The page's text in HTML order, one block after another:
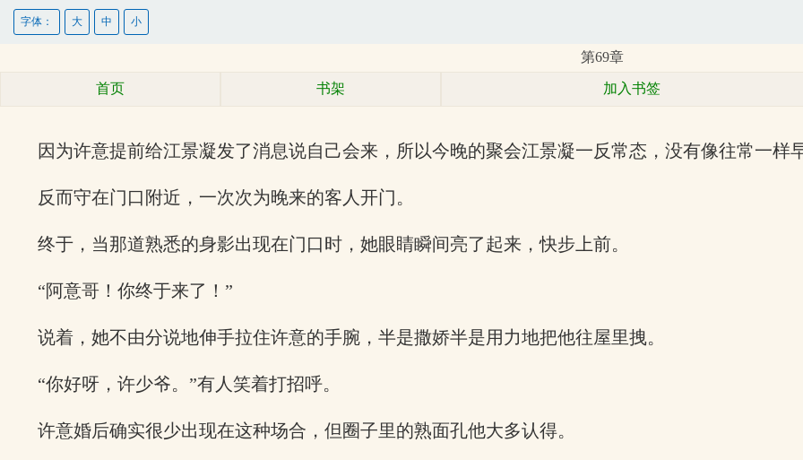
字体： 大 中 小
第69章
首页 书架 加入书签
因为许意提前给江景凝发了消息说自己会来，所以今晚的聚会江景凝一反常态，没有像往常一样
反而守在门口附近，一次次为晚来的客人开门。
终于，当那道熟悉的身影出现在门口时，她眼睛瞬间亮了起来，快步上前。
“阿意哥！你终于来了！”
说着，她不由分说地伸手拉住许意的手腕，半是撒娇半是用力地把他往屋里拽。
“你好呀，许少爷。”有人笑着打招呼。
许意婚后确实很少出现在这种场合，但圈子里的熟面孔他大多认得。